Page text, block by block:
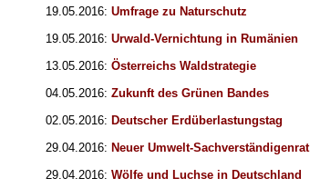
19.05.2016: Umfrage zu Naturschutz
19.05.2016: Urwald-Vernichtung in Rumänien
13.05.2016: Österreichs Waldstrategie
04.05.2016: Zukunft des Grünen Bandes
02.05.2016: Deutscher Erdüberlastungstag
29.04.2016: Neuer Umwelt-Sachverständigenrat
29.04.2016: Wölfe und Luchse in Deutschland